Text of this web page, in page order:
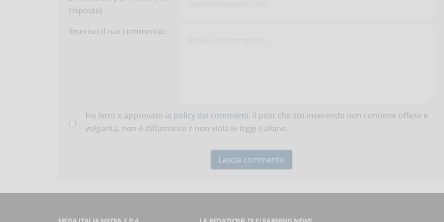
risposte)
Inserisci il tuo commento:
Ho letto e approvato la policy dei commenti. Il post che sto inserendo non contiene offese e
volgarità, non è diffamante e non viola le leggi italiane.